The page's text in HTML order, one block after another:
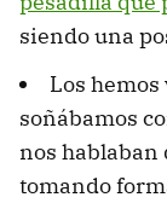
siendo una
Los
soñábamos
nos hablaban
tomando